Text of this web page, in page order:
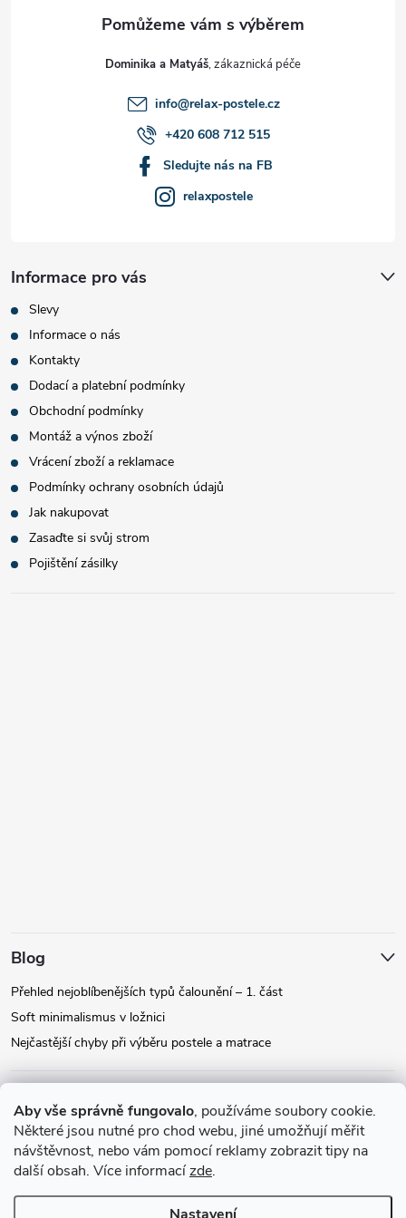
Aby vše správně fungovalo, používáme soubory cookie.
Některé jsou nutné pro chod webu, jiné umožňují měřit
návštěvnost, nebo vám pomocí reklamy zobrazit tipy na
další obsah. Více informacízde.
Dominika a Matyáš
info@relax-postele.cz
+420 608 712 515
Sledujte nás na FB
relaxpostele
Informace pro vás
Slevy
Informace o nás
Kontakty
Dodací a platební podmínky
Obchodní podmínky
Montáž a výnos zboží
Vrácení zboží a reklamace
Podmínky ochrany osobních údajů
Jak nakupovat
Zasaďte si svůj strom
Pojištění zásilky
Blog
Přehled nejoblíbenějších typů čalounění – 1. část
Soft minimalismus v ložnici
Nejčastější chyby při výběru postele a matrace
Instagram